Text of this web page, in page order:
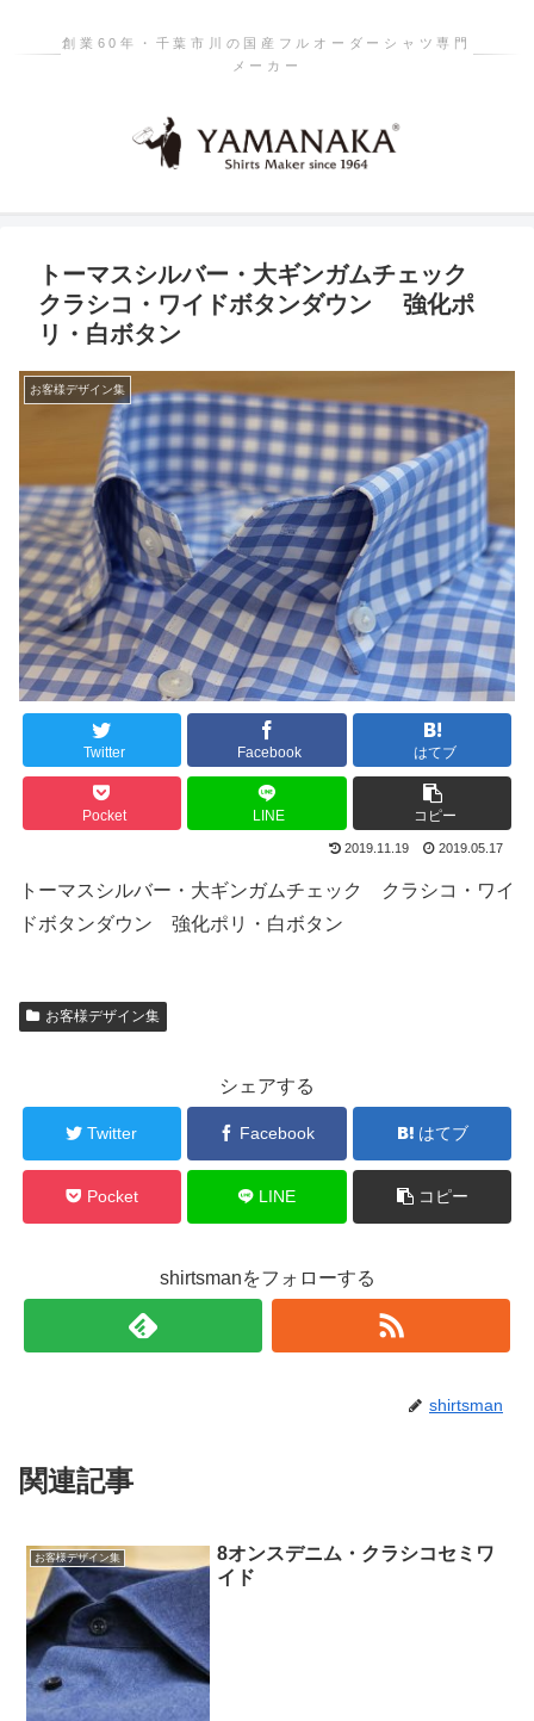
創業60年・千葉市川の国産フルオーダーシャツ専門
メーカー
トーマスシルバー・大ギンガムチェック
クラシコ・ワイドボタンダウン 強化ポ
リ・白ボタン
お客様デザイン集
Twitter Facebook はてブ
Pocket LINE コピー
2019.11.19 2019.05.17
トーマスシルバー・大ギンガムチェック クラシコ・ワイ
ドボタンダウン 強化ポリ・白ボタン
お客様デザイン集
シェアする
Twitter Facebook はてブ
Pocket LINE コピー
shirtsmanをフォローする
shirtsman
関連記事
お客様デザイン集
8オンスデニム・クラシコセミワ
イド